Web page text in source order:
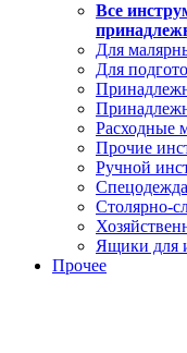
Все
Для
Для
Расходные
Прочие
Ручной
Спецодежда
Столярно-
Ящики для
Прочее